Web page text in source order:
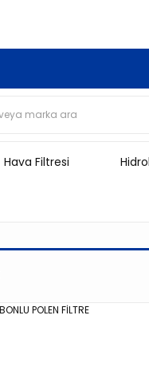
Hava Filtresi